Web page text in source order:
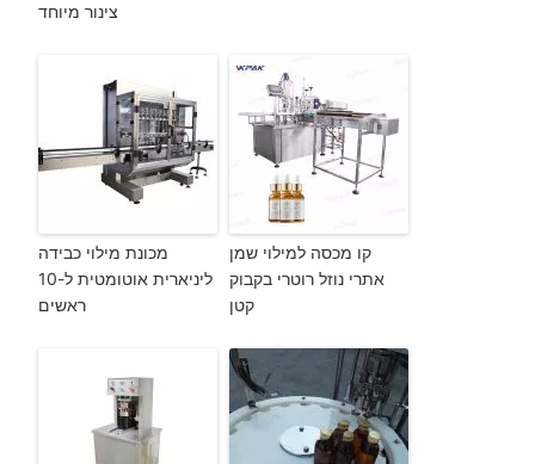
צינור מיוחד
קו מכסה למילוי שמן
אתרי נוזל רוטרי בקבוק
קטן
מכונת מילוי כבידה
ליניארית אוטומטית ל-10
ראשים